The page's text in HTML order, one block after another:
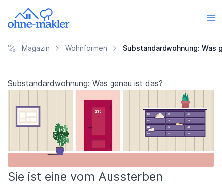
Magazin Wohnformen Substandardwohnung: Was
Substandardwohnung: Was genau ist das?
Sie ist eine vom Aussterben